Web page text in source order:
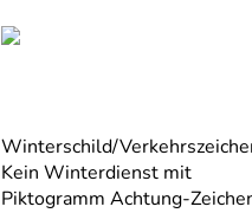
Winterschild/
Kein Winterdienst mit
Piktogramm Achtung-